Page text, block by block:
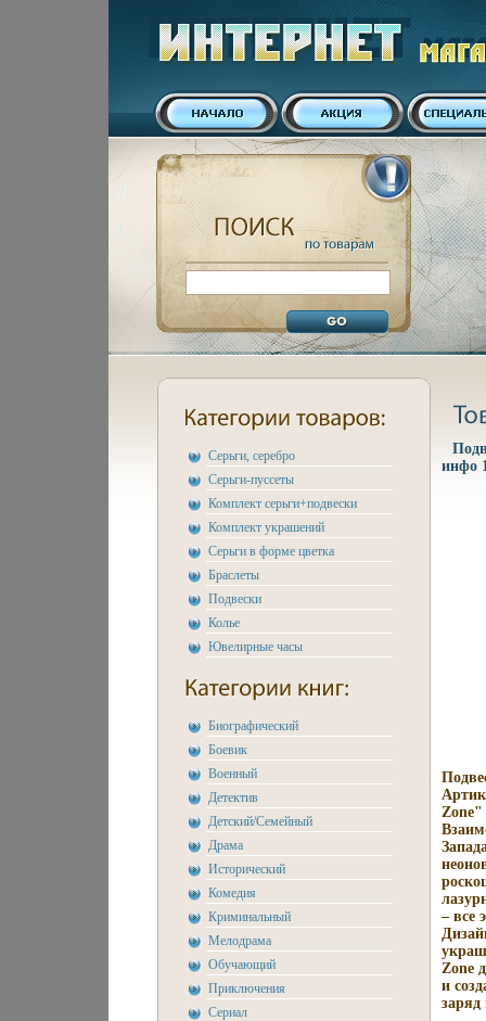
Серьги, серебро
Серьги-пуссеты
Комплект серьги+подвески
Комплект украшений
Серьги в форме цветка
Браслеты
Подвески
Колье
Ювелирные часы
Биографический
Боевик
Военный
Детектив
Детский/Семейный
Драма
Исторический
Комедия
Криминальный
Мелодрама
Обучающий
Приключения
Сериал
инфо
Zone"
– все
Zone
и
заряд